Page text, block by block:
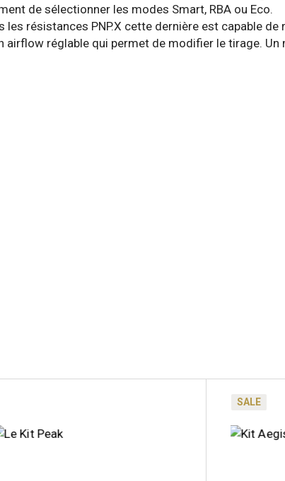
de sélectionner les modes Smart, RBA ou Eco.
les résistances PNP.X cette dernière est capable de
airflow réglable qui permet de modifier le tirage. Un
SALE